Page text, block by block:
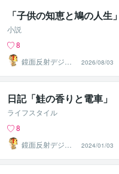
「子供の知恵と鳩の人生」
小説
8
鏡面反射デジタ
ルアート製作所
（鈴木穣）
2026/08/03
日記「鮭の香りと電車」
ライフスタイル
8
鏡面反射デジタ
ルアート製作所
（鈴木穣）
2024/01/03